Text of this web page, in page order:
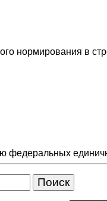
нормирования в
федеральных